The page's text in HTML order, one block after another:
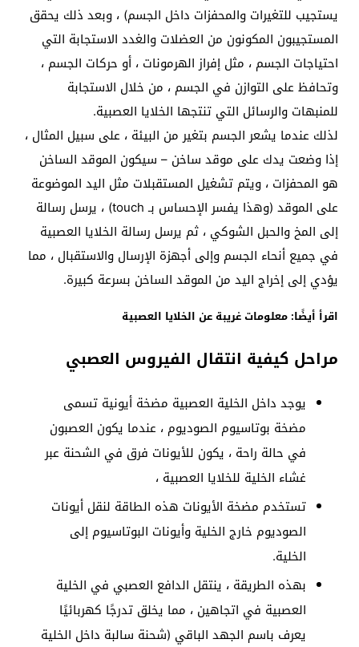
يستجيب للتغيرات والمحفزات داخل الجسم) ، وبعد ذلك يحقق
المستجيبون المكونون من العضلات والغدد الاستجابة التي
احتياجات الجسم ، مثل إفراز الهرمونات ، أو حركات الجسم ،
وتحافظ على التوازن في الجسم ، من خلال الاستجابة
للمنبهات والرسائل التي تنتجها الخلايا العصبية.
لذلك عندما يشعر الجسم بتغير من البيئة ، على سبيل المثال ،
إذا وضعت يدك على موقد ساخن – سيكون الموقد الساخن
هو المحفزات ، ويتم تشغيل المستقبلات مثل اليد الموضوعة
على الموقد (وهذا يفسر الإحساس بـ touch) ، يرسل رسالة
إلى المخ والحبل الشوكي ، ثم يرسل رسالة الخلايا العصبية
في جميع أنحاء الجسم وإلى أجهزة الإرسال والاستقبال ، مما
يؤدي إلى إخراج اليد من الموقد الساخن بسرعة كبيرة.
اقرأ أيضًا: معلومات غريبة عن الخلايا العصبية
مراحل كيفية انتقال الفيروس العصبي
يوجد داخل الخلية العصبية مضخة أيونية تسمى
مضخة بوتاسيوم الصوديوم ، عندما يكون العصبون
في حالة راحة ، يكون للأيونات فرق في الشحنة عبر
غشاء الخلية للخلايا العصبية ،
تستخدم مضخة الأيونات هذه الطاقة لنقل أيونات
الصوديوم خارج الخلية وأيونات البوتاسيوم إلى
الخلية.
بهذه الطريقة ، ينتقل الدافع العصبي في الخلية
العصبية في اتجاهين ، مما يخلق تدرجًا كهربائيًا
يعرف باسم الجهد الباقي (شحنة سالبة داخل الخلية